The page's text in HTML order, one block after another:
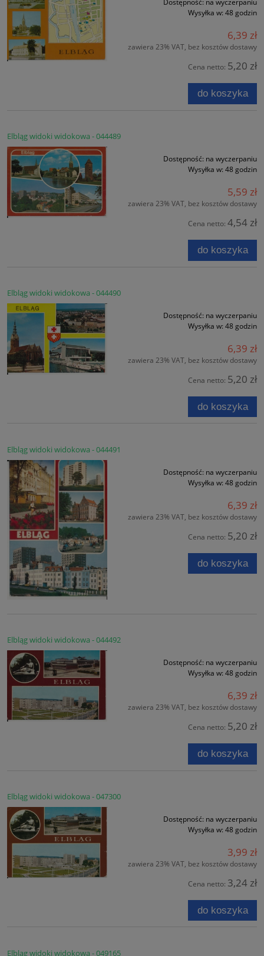
Wysyłka w: 48 godzin
6,39 zł
zawiera 23% VAT, bez kosztów dostawy
Cena netto: 5,20 zł
do koszyka
Elbląg widoki widokowa - 044489
Dostępność: na wyczerpaniu
Wysyłka w: 48 godzin
5,59 zł
zawiera 23% VAT, bez kosztów dostawy
Cena netto: 4,54 zł
do koszyka
Elbląg widoki widokowa - 044490
Dostępność: na wyczerpaniu
Wysyłka w: 48 godzin
6,39 zł
zawiera 23% VAT, bez kosztów dostawy
Cena netto: 5,20 zł
do koszyka
Elbląg widoki widokowa - 044491
Dostępność: na wyczerpaniu
Wysyłka w: 48 godzin
6,39 zł
zawiera 23% VAT, bez kosztów dostawy
Cena netto: 5,20 zł
do koszyka
Elbląg widoki widokowa - 044492
Dostępność: na wyczerpaniu
Wysyłka w: 48 godzin
6,39 zł
zawiera 23% VAT, bez kosztów dostawy
Cena netto: 5,20 zł
do koszyka
Elbląg widoki widokowa - 047300
Dostępność: na wyczerpaniu
Wysyłka w: 48 godzin
3,99 zł
zawiera 23% VAT, bez kosztów dostawy
Cena netto: 3,24 zł
do koszyka
Elbląg widoki widokowa - 049165